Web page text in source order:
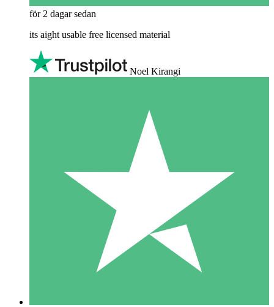
för 2 dagar sedan
its aight usable free licensed material
Noel Kirangi